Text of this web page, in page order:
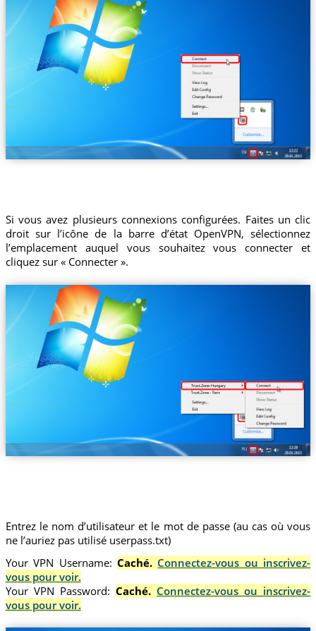
Si vous avez plusieurs connexions configurées. Faites un clic
droit sur l’icône de la barre d’état OpenVPN, sélectionnez
l’emplacement auquel vous souhaitez vous connecter et
cliquez sur « Connecter ».
Trust.Zone-Hungary
Entrez le nom d’utilisateur et le mot de passe (au cas où vous
ne l’auriez pas utilisé userpass.txt)
Your VPN Username: Caché. Connectez-vous ou inscrivez-
vous pour voir.
Your VPN Password: Caché. Connectez-vous ou inscrivez-
vous pour voir.